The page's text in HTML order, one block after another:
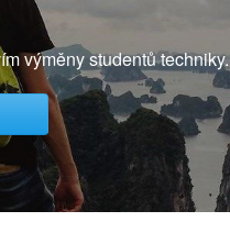
výměny studentů techniky.